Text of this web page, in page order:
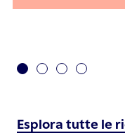
Esplora tutte le